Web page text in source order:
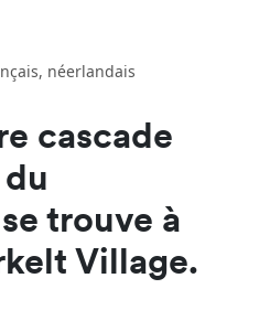
néerlandais
cascade
trouve à
Village.